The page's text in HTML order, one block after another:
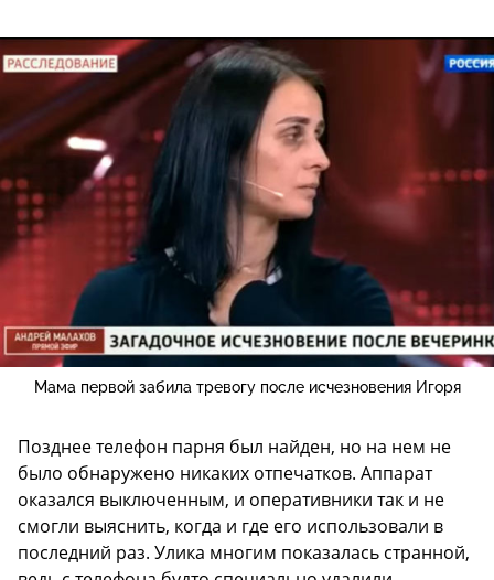
Мама первой забила тревогу после исчезновения Игоря
Позднее телефон парня был найден, но на нем не
было обнаружено никаких отпечатков. Аппарат
оказался выключенным, и оперативники так и не
смогли выяснить, когда и где его использовали в
последний раз. Улика многим показалась странной,